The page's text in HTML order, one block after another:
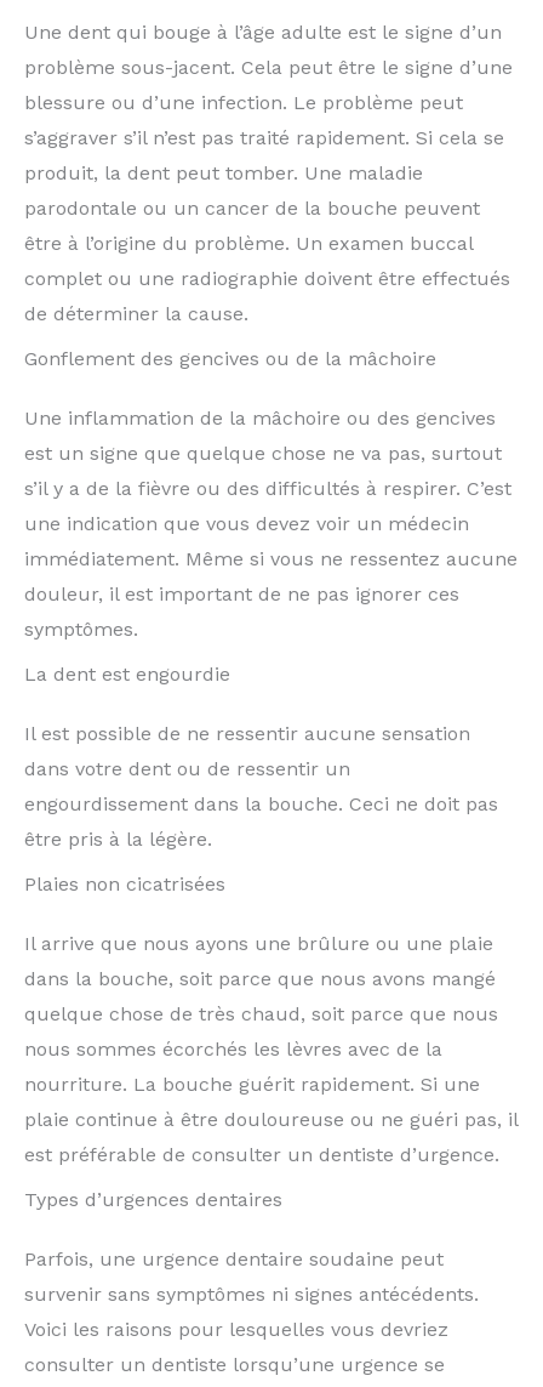
Une dent qui bouge à l’âge adulte est le signe d’un
problème sous-jacent. Cela peut être le signe d’une
blessure ou d’une infection. Le problème peut
s’aggraver s’il n’est pas traité rapidement. Si cela se
produit, la dent peut tomber. Une maladie
parodontale ou un cancer de la bouche peuvent
être à l’origine du problème. Un examen buccal
complet ou une radiographie doivent être effectués
de déterminer la cause.
Gonflement des gencives ou de la mâchoire
Une inflammation de la mâchoire ou des gencives
est un signe que quelque chose ne va pas, surtout
s’il y a de la fièvre ou des difficultés à respirer. C’est
une indication que vous devez voir un médecin
immédiatement. Même si vous ne ressentez aucune
douleur, il est important de ne pas ignorer ces
symptômes.
La dent est engourdie
Il est possible de ne ressentir aucune sensation
dans votre dent ou de ressentir un
engourdissement dans la bouche. Ceci ne doit pas
être pris à la légère.
Plaies non cicatrisées
Il arrive que nous ayons une brûlure ou une plaie
dans la bouche, soit parce que nous avons mangé
quelque chose de très chaud, soit parce que nous
nous sommes écorchés les lèvres avec de la
nourriture. La bouche guérit rapidement. Si une
plaie continue à être douloureuse ou ne guéri pas, il
est préférable de consulter un dentiste d’urgence.
Types d’urgences dentaires
Parfois, une urgence dentaire soudaine peut
survenir sans symptômes ni signes antécédents.
Voici les raisons pour lesquelles vous devriez
consulter un dentiste lorsqu’une urgence se